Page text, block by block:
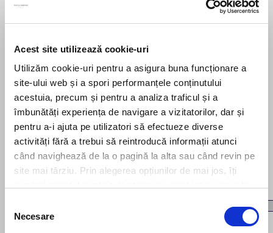
Acest site utilizează cookie-uri
Utilizăm cookie-uri pentru a asigura buna funcționare a
site-ului web și a spori performanțele conținutului
acestuia, precum și pentru a analiza traficul și a
îmbunătăți experiența de navigare a vizitatorilor, dar și
pentru a-i ajuta pe utilizatori să efectueze diverse
activități fără a trebui să reintroducă informații atunci
când navighează de la o pagină la alta sau când revin pe
site mai târziu. Prin alegerea opțiunilor de mai jos, îți
consimțământului
Necesare